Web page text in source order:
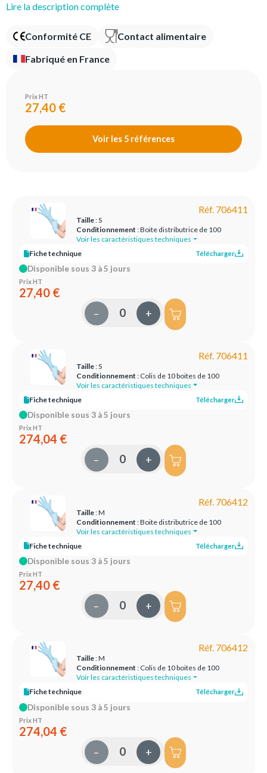
Lire la description complète
Conformité CE Contact alimentaire
Fabriqué en France
Prix HT
27,40 €
Voir les 5 références
Réf. 706411
Taille: S
Conditionnement : Boite distributrice de 100
Voir les caractéristiques techniques
Fiche technique
Télécharger
Disponible sous 3 à 5 jours
Prix HT
27,40 €
– +
Réf. 706411
Taille: S
Conditionnement : Colis de 10 boites de 100
Voir les caractéristiques techniques
Fiche technique
Télécharger
Disponible sous 3 à 5 jours
Prix HT
274,04 €
– +
Réf. 706412
Taille: M
Conditionnement : Boite distributrice de 100
Voir les caractéristiques techniques
Fiche technique
Télécharger
Disponible sous 3 à 5 jours
Prix HT
27,40 €
– +
Réf. 706412
Taille: M
Conditionnement : Colis de 10 boites de 100
Voir les caractéristiques techniques
Fiche technique
Télécharger
Disponible sous 3 à 5 jours
Prix HT
274,04 €
– +